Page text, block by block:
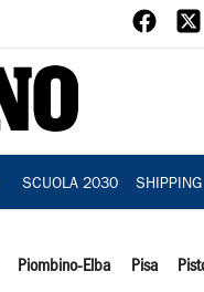
SCUOLA 2030 SHIPPING
Piombino-Elba Pisa